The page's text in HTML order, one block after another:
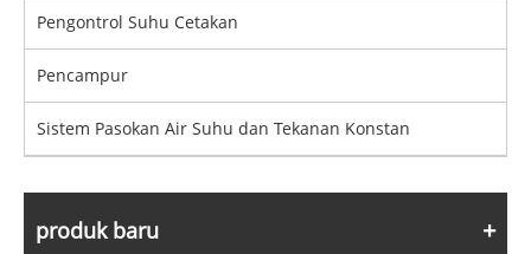
Pengontrol Suhu Cetakan
Pencampur
Sistem Pasokan Air Suhu dan Tekanan Konstan
produk baru